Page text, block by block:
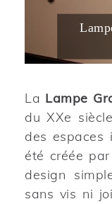
La Lampe
du XXe
des espaces
été créée
design
sans vis ni